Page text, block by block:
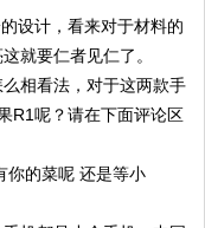
设计，看来对于材料的
就要仁者见仁了。
相看法，对于这两款手
R1呢？请在下面评论区